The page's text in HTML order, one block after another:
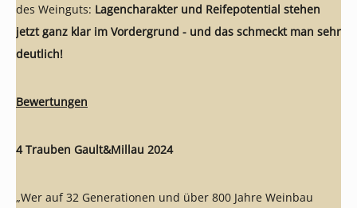
des Weinguts: Lagencharakter und Reifepotential stehen
jetzt ganz klar im Vordergrund - und das schmeckt man sehr
deutlich!
Bewertungen
4 Trauben Gault&Millau 2024
„Wer auf 32 Generationen und über 800 Jahre Weinbau